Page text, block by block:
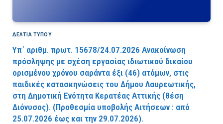
ΔΕΛΤΙΑ ΤΥΠΟΥ
Υπ΄ αριθμ. πρωτ. 15678/24.07.2026 Ανακοίνωση
πρόσληψης με σχέση εργασίας ιδιωτικού δικαίου
ορισμένου χρόνου σαράντα έξι (46) ατόμων, στις
παιδικές κατασκηνώσεις του Δήμου Λαυρεωτικής,
στη Δημοτική Ενότητα Κερατέας Αττικής (θέση
Διόνυσος). (Προθεσμία υποβολής Αιτήσεων : από
25.07.2026 έως και την 29.07.2026).